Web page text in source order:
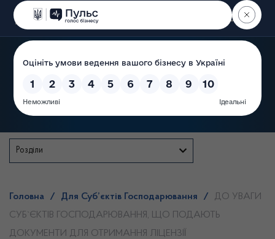
Пошук
Розділи
Головна / Для Суб’єктів Господарювання /
ДО УВАГИ
СУБ`ЄКТІВ ГОСПОДАРЮВАННЯ, ЩО ПОДАЮТЬ
ДОКУМЕНТИ ДЛЯ ОТРИМАННЯ ЛІЦЕНЗІЇ